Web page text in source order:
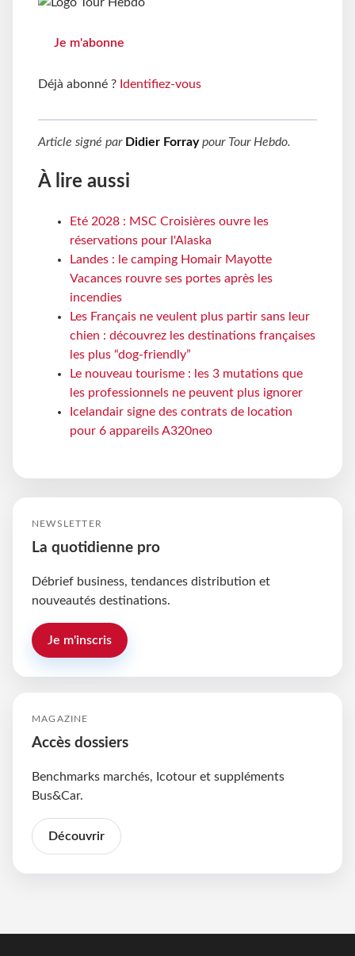
Je m'abonne
Déjà abonné ? Identifiez-vous
Article signé par Didier Forraypour Tour Hebdo.
À lire aussi
Eté 2028 : MSC Croisières ouvre les
réservations pour l'Alaska
Landes : le camping Homair Mayotte
Vacances rouvre ses portes après les
incendies
Les Français ne veulent plus partir sans leur
chien : découvrez les destinations françaises
les plus “dog-friendly”
Le nouveau tourisme : les 3 mutations que
les professionnels ne peuvent plus ignorer
Icelandair signe des contrats de location
pour 6 appareils A320neo
NEWSLETTER
La quotidienne pro
Débrief business, tendances distribution et
nouveautés destinations.
Je m'inscris
MAGAZINE
Accès dossiers
Benchmarks marchés, Icotour et suppléments
Bus&Car.
Découvrir